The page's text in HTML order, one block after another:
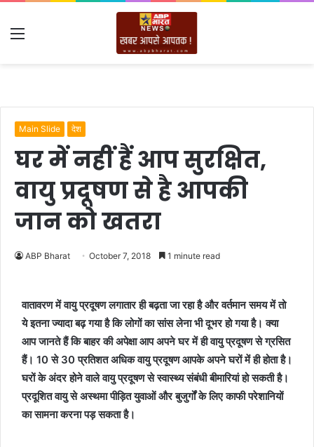
Menu
Main Slide देश
घर में नहीं हैं आप सुरक्षित,
वायु प्रदूषण से है आपकी
जान को खतरा
ABP Bharat October 7, 2018 1 minute read
वातावरण में वायु प्रदूषण लगातार ही बढ़ता जा रहा है और वर्तमान समय में तो
ये इतना ज्यादा बढ़ गया है कि लोगों का सांस लेना भी दूभर हो गया है। क्या
आप जानते हैं कि बाहर की अपेक्षा आप अपने घर में ही वायु प्रदूषण से ग्रसित
हैं। 10 से 30 प्रतिशत अधिक वायु प्रदूषण आपके अपने घरों में ही होता है।
घरों के अंदर होने वाले वायु प्रदूषण से स्वास्थ्य संबंधी बीमारियां हो सकती है।
प्रदूशित वायु से अस्थमा पीड़ित युवाओं और बुजुर्गों के लिए काफी परेशानियों
का सामना करना पड़ सकता है।